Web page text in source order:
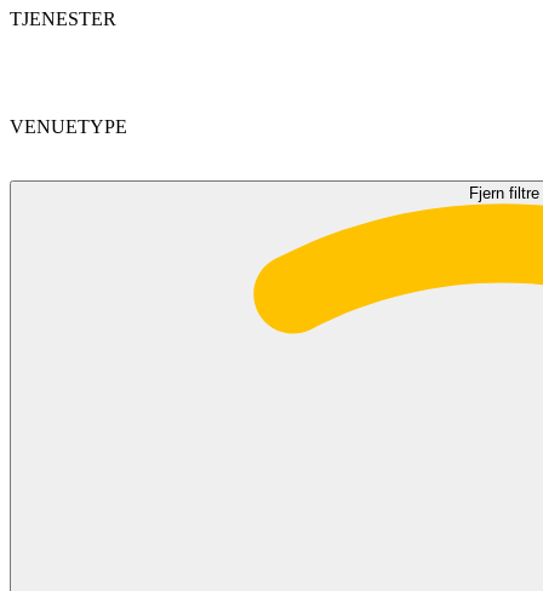
TJENESTER
VENUETYPE
Fjern filtre